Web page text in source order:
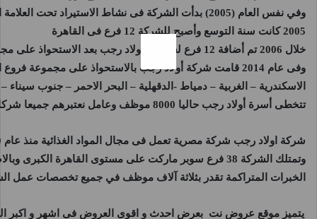
وفي نفس العام (2005) بدأت الشركة فى نشاط الاستيراد تحت العلامة التجارية الخاصة بها
2005 كانت سنة التوسع وأصبح للشركة 12 فرع فى القاهرة
خلال 2006 تم أضافة 12 فرع لسلسلة أولاد رجب بعد الاستحواذ على مجموعة شوبرايت
الاسكندرية – الغربية – دمياط -الدقهلية – البحر الاحمر – جنوب
تتخطى أسرة أولاد رجب حاليا 8000 موظف وعامل نعتبرهم جميعا شركاء نجاح داخل المنظومة
شركة اولاد رجب
وتمتلك الشركة 38 فرع سوبر ماركت على مستوى القاهرة
الخبرات المتراكمة تقدر بثلاثة آلاف موظف في جميع تخصصات عمل
يتميز موقع عروض نت بعرض احدث و اقوى العروض فى اشهر و اكبر